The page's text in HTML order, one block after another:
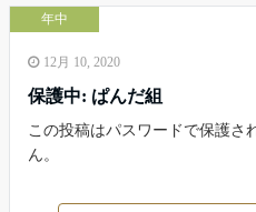
年中
12月 10, 2020
保護中: ぱんだ組
この投稿はパスワードで保護さ
ん。